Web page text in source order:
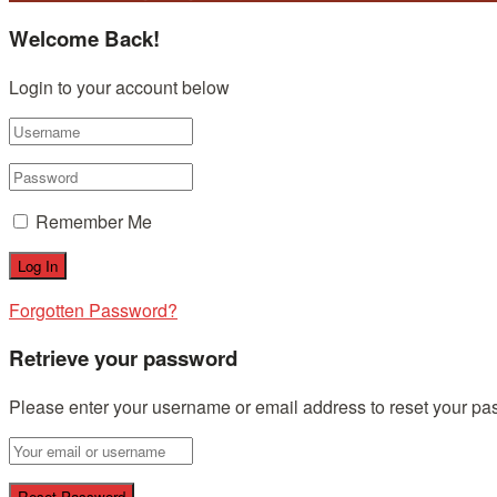
Welcome Back!
Login to your account below
Remember Me
Forgotten Password?
Retrieve your password
Please enter your username or email address to reset your